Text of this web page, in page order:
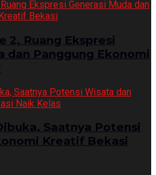
2, Ruang Ekspresi
dan Panggung Ekonomi
Saatnya Potensi
Kreatif Bekasi